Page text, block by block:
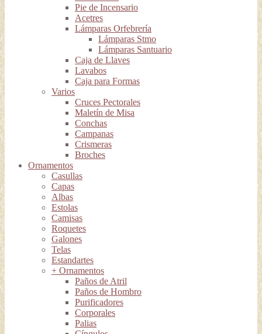
Pie de Incensario
Acetres
Lámparas Orfebrería
Lámparas Stmo
Lámparas Santuario
Caja de Llaves
Lavabos
Caja para Formas
Varios
Cruces Pectorales
Maletín de Misa
Conchas
Campanas
Crismeras
Broches
Ornamentos
Casullas
Capas
Albas
Estolas
Camisas
Roquetes
Galones
Telas
Estandartes
+ Ornamentos
Paños de Atril
Paños de Hombro
Purificadores
Corporales
Palias